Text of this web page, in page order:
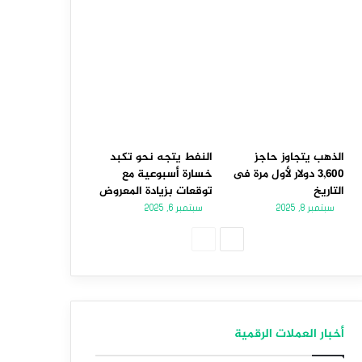
الذهب يتجاوز حاجز
3,600 دولار لأول مرة فى
التاريخ
سبتمبر 8, 2025
النفط يتجه نحو تكبد
خسارة أسبوعية مع
توقعات بزيادة المعروض
سبتمبر 6, 2025
أخبار العملات الرقمية